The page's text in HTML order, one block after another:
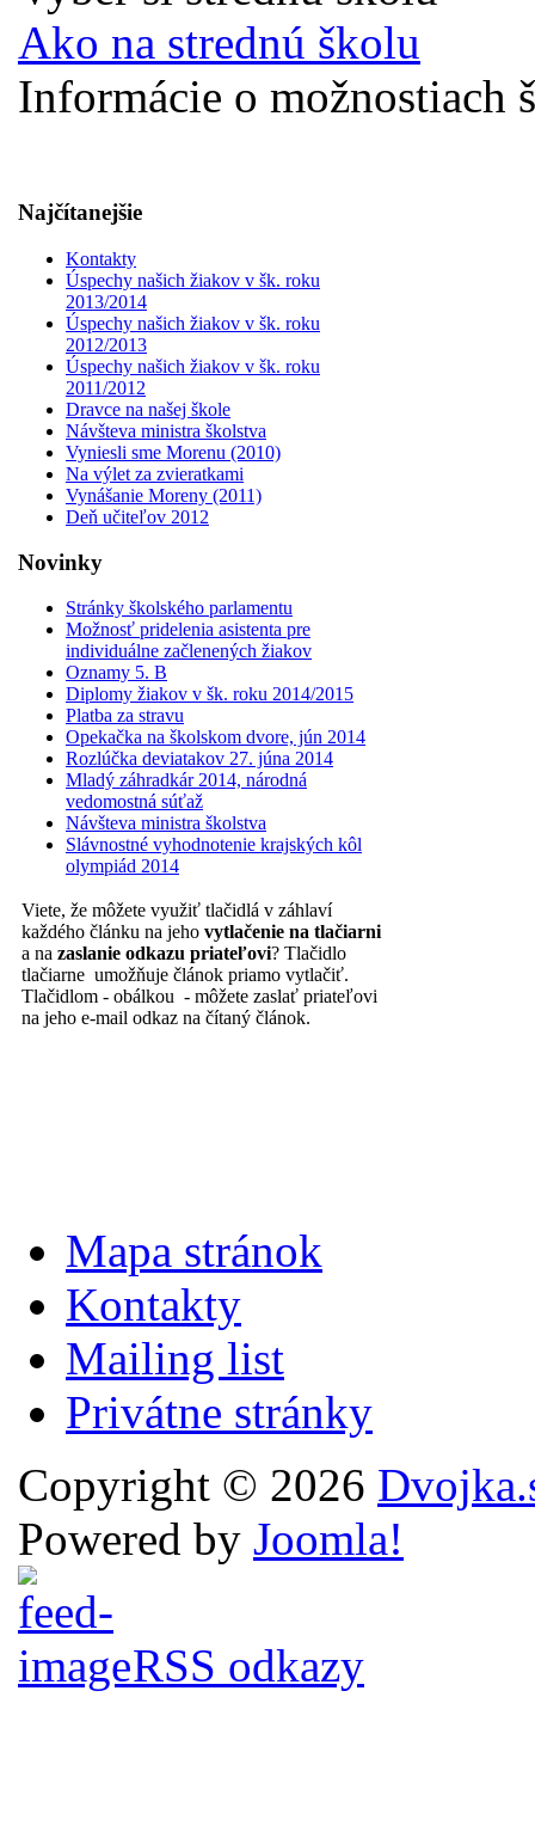
Ako na strednú školu
Informácie o možnostiach
Najčítanejšie
Kontakty
Úspechy našich žiakov v šk. roku
2013/2014
Úspechy našich žiakov v šk. roku
2012/2013
Úspechy našich žiakov v šk. roku
2011/2012
Dravce na našej škole
Návšteva ministra školstva
Vyniesli sme Morenu (2010)
Na výlet za zvieratkami
Vynášanie Moreny (2011)
Deň učiteľov 2012
Novinky
Stránky školského parlamentu
Možnosť pridelenia asistenta pre
individuálne začlenených žiakov
Oznamy 5. B
Diplomy žiakov v šk. roku 2014/2015
Platba za stravu
Opekačka na školskom dvore, jún 2014
Rozlúčka deviatakov 27. júna 2014
Mladý záhradkár 2014, národná
vedomostná súťaž
Návšteva ministra školstva
Slávnostné vyhodnotenie krajských kôl
olympiád 2014
Viete, že môžete využiť tlačidlá v záhlaví
každého článku na jeho vytlačenie na tlačiarni
a na zaslanie odkazu priateľovi? Tlačidlo
tlačiarne umožňuje článok priamo vytlačiť.
Tlačidlom - obálkou - môžete zaslať priateľovi
na jeho e-mail odkaz na čítaný článok.
Mapa stránok
Kontakty
Mailing list
Privátne stránky
Copyright © 2026
Powered by Joomla!
RSS odkazy